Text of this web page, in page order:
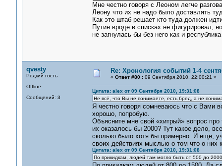
Мне честно говоря с Леоном легче
Леону что их не надо было доставлять
Как это штаб решает кто туда должен
Путин вроде в списках не фигурировал,
не загнулась бы без него как и
qvesty
Редкий гость
Offline
Сообщений: 3
Re: Хронология событий 1-4
« Ответ #80 :09 Сентября 2010, 22:00:21 »
Цитата: alex от 09 Сентября 2010, 19:31:08
Не всё, что Вы не понимаете, есть бред, а не
Я честно говоря сомневаюсь что с Вами
хорошо, попробую.
Объясните мне свой «хитрый» вопрос про
их оказалось бы 2000? Тут какое дело,
сколько было хотя бы примерно. И еще,
своих действиях мыслью о том что о них
Цитата: alex от 09 Сентября 2010, 19:31:08
По прикидкам, людей там могло быть от 500 до